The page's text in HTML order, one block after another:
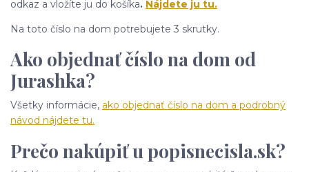
odkaz a vložíte ju do košíka. Nájdete ju tu.
Na toto číslo na dom potrebujete 3 skrutky.
Ako objednať číslo na dom od
Jurashka?
Všetky informácie, ako objednať číslo na dom a podrobný
návod nájdete tu.
Prečo nakúpiť u popisnecisla.sk?